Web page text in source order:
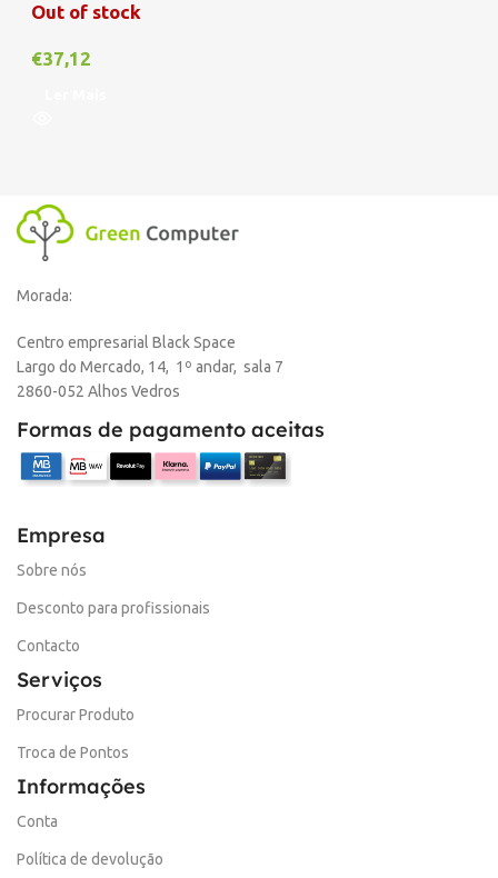
Out of stock
€37,12
Morada:
Centro empresarial Black Space
Largo do Mercado, 14, 1º andar, sala 7
2860-052 Alhos Vedros
Formas de pagamento aceitas
Empresa
Sobre nós
Desconto para profissionais
Contacto
Serviços
Procurar Produto
Troca de Pontos
Informações
Conta
Política de devolução